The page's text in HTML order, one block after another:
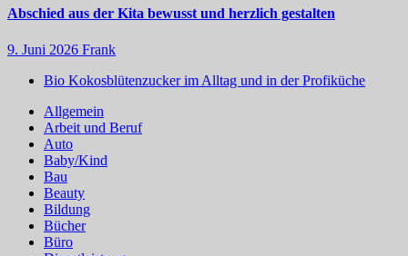
Abschied aus der Kita bewusst und herzlich gestalten
9. Juni 2026 Frank
Bio Kokosblütenzucker im Alltag und in der Profiküche
Allgemein
Arbeit und Beruf
Auto
Baby/Kind
Bau
Beauty
Bildung
Bücher
Büro